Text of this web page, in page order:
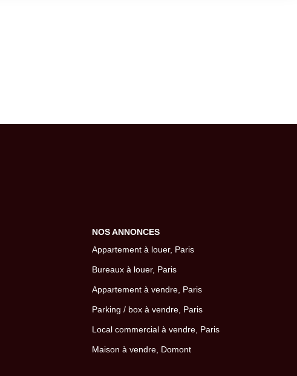
NOS ANNONCES
Appartement à louer, Paris
Bureaux à louer, Paris
Appartement à vendre, Paris
Parking / box à vendre, Paris
Local commercial à vendre, Paris
Maison à vendre, Domont